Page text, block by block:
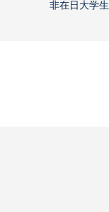
非在日大学生